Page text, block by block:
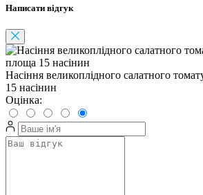
Написати відгук
Насіння великоплідного салатного
15 насінин
Оцінка: